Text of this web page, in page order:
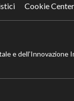
Cookie Center
e dell’Innovazione